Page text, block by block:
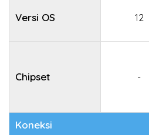
Versi OS 12
Chipset -
Koneksi